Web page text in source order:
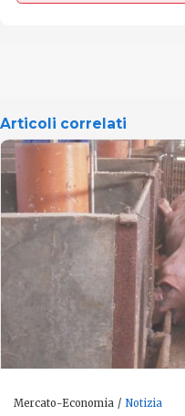
Articoli correlati
Mercato-Economia Notizia